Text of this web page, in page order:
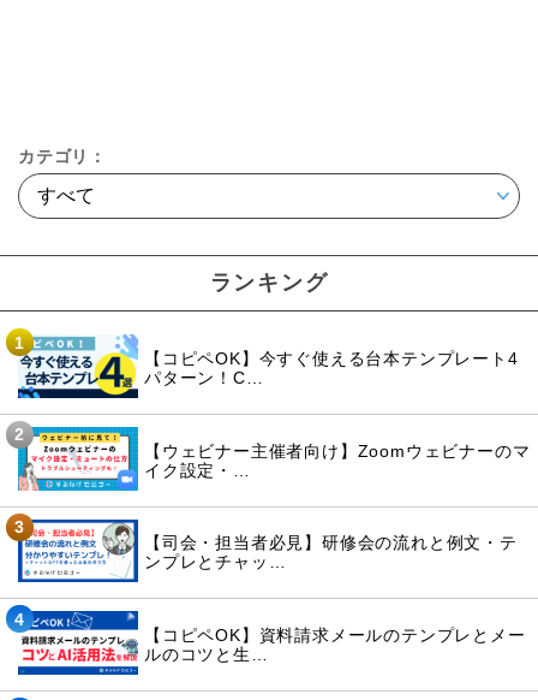
カテゴリ：
ランキング
1
【コピペOK】今すぐ使える台本テンプレート4
パターン！C…
2
【ウェビナー主催者向け】Zoomウェビナーのマ
イク設定・…
3
【司会・担当者必見】研修会の流れと例文・テ
ンプレとチャッ…
4
【コピペOK】資料請求メールのテンプレとメー
ルのコツと生…